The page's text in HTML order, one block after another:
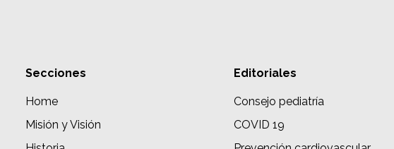
Secciones
Home
Misión y Visión
Editoriales
Consejo pediatría
COVID 19